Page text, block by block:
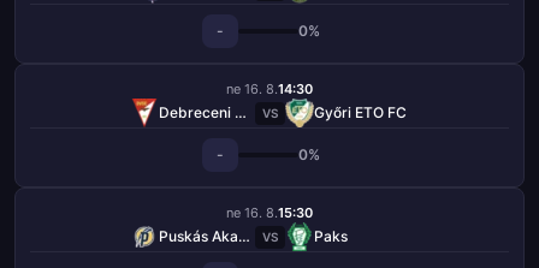
- 0%
ne 16. 8.14:30
Debreceni VSC VS Győri ETO FC
- 0%
ne 16. 8.15:30
Puskás Akadémia VS Paks